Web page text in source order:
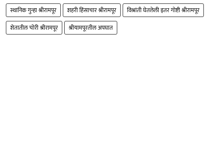
स्थानिक गुन्हा श्रीरामपूर
शहरी हिंसाचार श्रीरामपूर
विश्रांती घेतलेली इतर गोष्टी श्रीरामपूर
शेतातील चोरी श्रीरामपूर
श्रीयामपूरतील अपघात